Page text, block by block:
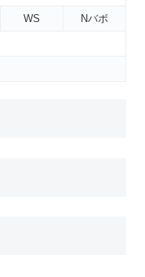
WS Nバボ